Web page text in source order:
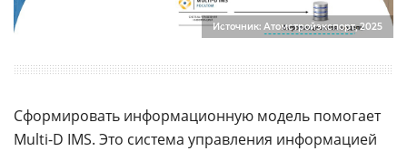
Источник: Атомстройэкспорт, 2025
Сформировать информационную модель помогает
Multi-D IMS. Это система управления информацией